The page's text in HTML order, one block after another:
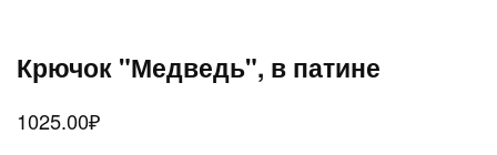
Крючок "Медведь", в патине
1025.00₽